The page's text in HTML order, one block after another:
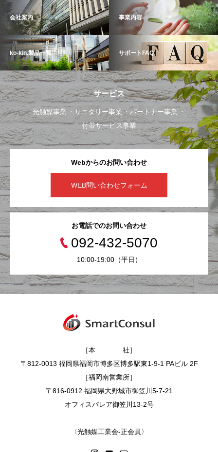
会社案内 事業内容
ko-kin.製品一覧 サポートFAQ
サービス
光触媒事業 サニタリー事業
パートナー事業
付帯サービス事業
Webからのお問い合わせ
WEB問い合わせフォーム
お電話でのお問い合わせ
092-432-5070
10:00-19:00（平日）
［本 社］
〒812-0013 福岡県福岡市博多区博多駅東1-9-1 PAビル 2F
［福岡南営業所］
〒816-0912 福岡県大野城市御笠川5-7-21
オフィスパレア御笠川13-2号
〈光触媒工業会-正会員〉